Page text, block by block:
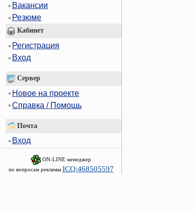
Вакансии
Резюме
Кабинет
Регистрация
Вход
Сервер
Новое на проекте
Справка / Помощь
Почта
Вход
ON-LINE менеджер
по вопросам рекламы ICQ:468505597